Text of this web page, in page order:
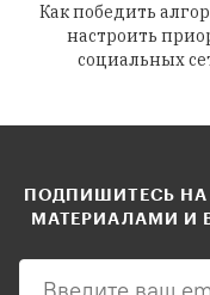
Как победить
настроить
социальных
ПОДПИШИТЕСЬ НА
МАТЕРИАЛАМИ И